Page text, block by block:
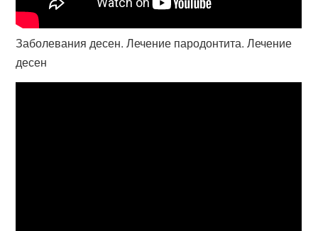
Заболевания десен. Лечение пародонтита. Лечение
десен